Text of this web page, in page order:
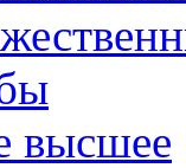
высшее